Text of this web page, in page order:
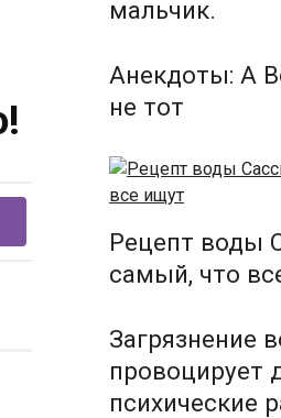
мальчик.
Анекдоты: А
не тот
Рецепт воды
самый, что
Загрязнение
провоцирует
психические